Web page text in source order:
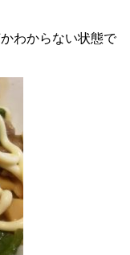
わからない状態で